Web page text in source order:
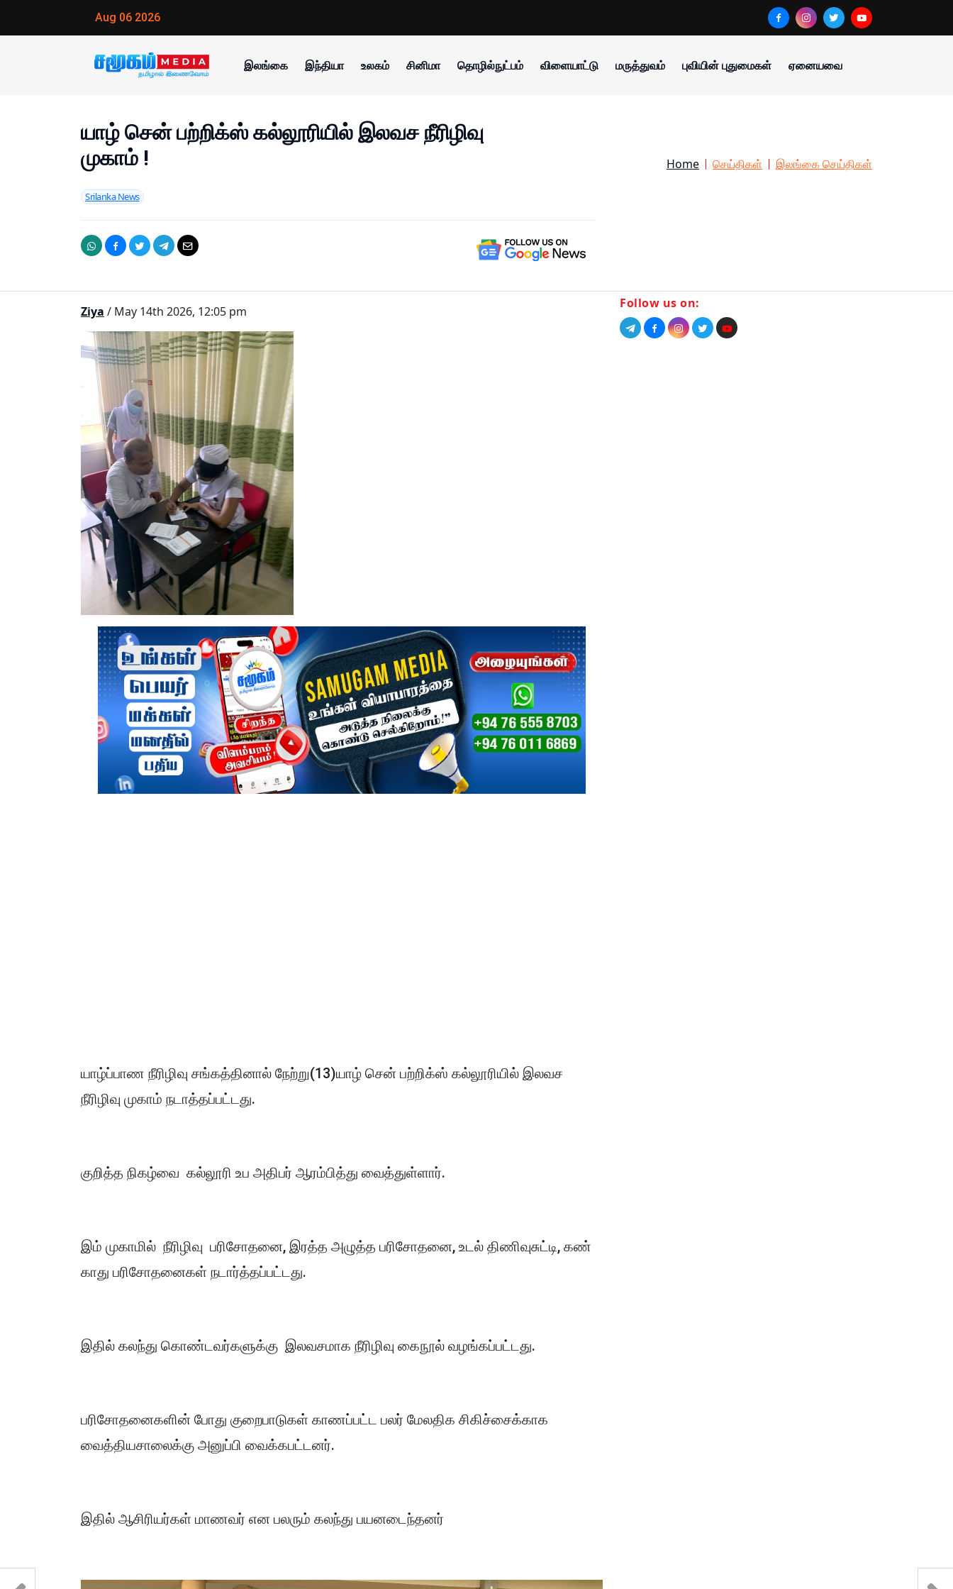
Aug 06 2026
இலங்கை இந்தியா உலகம் சினிமா தொழில்நுட்பம் விளையாட்டு மருத்துவம் புவியின் புதுமைகள் ஏனையவை
யாழ் சென் பற்றிக்ஸ் கல்லூரியில் இலவச நீரிழிவு
முகாம் !
Srilanka News
Home செய்திகள் இலங்கை செய்திகள்
Ziya / May 14th 2026, 12:05 pm
யாழ்ப்பாண நீரிழிவு சங்கத்தினால் நேற்று(13)யாழ் சென் பற்றிக்ஸ் கல்லூரியில் இலவச
நீரிழிவு முகாம் நடாத்தப்பட்டது.
குறித்த நிகழ்வை கல்லூரி உப அதிபர் ஆரம்பித்து வைத்துள்ளார்.
இம் முகாமில் நீரிழிவு பரிசோதனை, இரத்த அழுத்த பரிசோதனை, உடல் திணிவுசுட்டி, கண்
காது பரிசோதனைகள் நடார்த்தப்பட்டது.
இதில் கலந்து கொண்டவர்களுக்கு இலவசமாக நீரிழிவு கைநூல் வழங்கப்பட்டது.
பரிசோதனைகளின் போது குறைபாடுகள் காணப்பட்ட பலர் மேலதிக சிகிச்சைக்காக
வைத்தியசாலைக்கு அனுப்பி வைக்கபட்டனர்.
இதில் ஆசிரியர்கள் மாணவர் என பலரும் கலந்து பயனடைந்தனர்
Follow us on: